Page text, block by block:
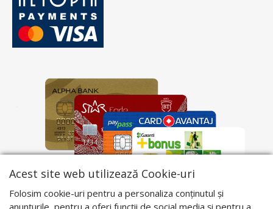
Acest site web utilizează Cookie-uri
Folosim cookie-uri pentru a personaliza conținutul și
anunțurile, pentru a oferi funcții de social media și pentru a